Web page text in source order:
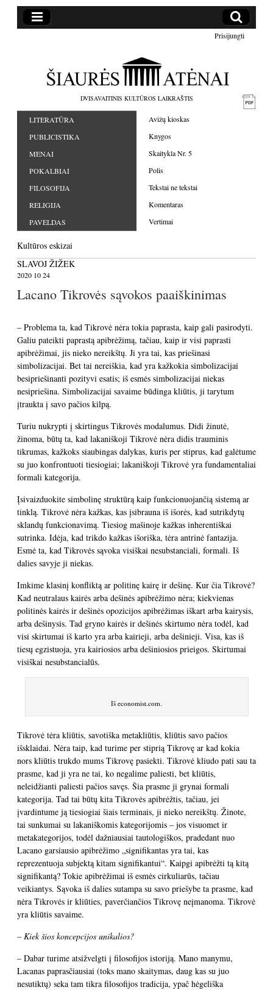
Prisijungti
DVISAVAITINIS KULTŪROS LAIKRAŠTIS
LITERATŪRA
PUBLICISTIKA
MENAI
POKALBIAI
FILOSOFIJA
RELIGIJA
PAVELDAS
Avižų kioskas
Knygos
Skaitykla Nr. 5
Polis
Tekstai ne tekstai
Komentaras
Vertimai
Kultūros eskizai
SLAVOJ ŽIŽEK
2020 10 24
Lacano Tikrovės sąvokos paaiškinimas
– Problema ta, kad Tikrovė nėra tokia paprasta, kaip gali pasirodyti.
Galiu pateikti paprastą apibrėžimą, tačiau, kaip ir visi paprasti
apibrėžimai, jis nieko nereikštų. Ji yra tai, kas priešinasi
simbolizacijai. Bet tai nereiškia, kad yra kažkokia simbolizacijai
besipriešinanti pozityvi esatis; iš esmės simbolizacijai niekas
nesipriešina. Simbolizacijai savaime būdinga kliūtis, ji tarytum
įtraukta į savo pačios kilpą.
Turiu nukrypti į skirtingus Tikrovės modalumus. Didi žinutė,
žinoma, būtų ta, kad lakaniškoji Tikrovė nėra didis trauminis
tikrumas, kažkoks siaubingas dalykas, kuris per stiprus, kad galėtume
su juo konfrontuoti tiesiogiai; lakaniškoji Tikrovė yra fundamentaliai
formali kategorija.
Įsivaizduokite simbolinę struktūrą kaip funkcionuojančią sistemą ar
tinklą. Tikrovė nėra kažkas, kas įsibrauna iš išorės, kad sutrikdytų
sklandų funkcionavimą. Tiesiog mašinoje kažkas inherentiškai
sutrinka. Idėja, kad trikdo kažkas išoriška, tėra antrinė fantazija.
Esmė ta, kad Tikrovės sąvoka visiškai nesubstanciali, formali. Iš
dalies savyje ji niekas.
Imkime klasinį konfliktą ar politinę kairę ir dešinę. Kur čia Tikrovė?
Kad neutralaus kairės arba dešinės apibrėžimo nėra; kiekvienas
politinės kairės ir dešinės opozicijos apibrėžimas iškart arba kairysis,
arba dešinysis. Tad gryno kairės ir dešinės skirtumo nėra todėl, kad
visi skirtumai iš karto yra arba kairieji, arba dešinieji. Visa, kas iš
tiesų egzistuoja, yra kairiosios arba dešiniosios prieigos. Skirtumai
visiškai nesubstancialūs.
Iš economist.com.
Tikrovė tėra kliūtis, savotiška metakliūtis, kliūtis savo pačios
išsklaidai. Nėra taip, kad turime per stiprią Tikrovę ar kad kokia
nors kliūtis trukdo mums Tikrovę pasiekti. Tikrovė kliudo pati sau ta
prasme, kad ji yra ne tai, ko negalime paliesti, bet kliūtis,
neleidžianti paliesti pačios savęs. Šia prasme ji grynai formali
kategorija. Tad tai būtų kita Tikrovės apibrėžtis, tačiau, jei
įvardintume ją tiesiogiai šiais terminais, ji nieko nereikštų. Žinote,
tai sunkumai su lakaniškomis kategorijomis – jos visuomet ir
metakategorijos, todėl dažniausiai tautologiškos, pradedant nuo
Lacano garsiausio apibrėžimo „signifikantas yra tai, kas
reprezentuoja subjektą kitam signifikantui“. Kaipgi apibrėžti tą kitą
signifikantą? Tokie apibrėžimai iš esmės cirkuliarūs, tačiau
veikiantys. Sąvoka iš dalies sutampa su savo priešybe ta prasme, kad
nėra Tikrovės ir kliūties, paverčiančios Tikrovę neįmanoma. Tikrovė
yra kliūtis savaime.
– Kiek šios koncepcijos unikalios?
– Dabar turime atsižvelgti į filosofijos istoriją. Mano manymu,
Lacanas paprasčiausiai (toks mano skaitymas, daug kas su juo
nesutiktų) seka tam tikra filosofijos tradicija, ypač hėgeliška